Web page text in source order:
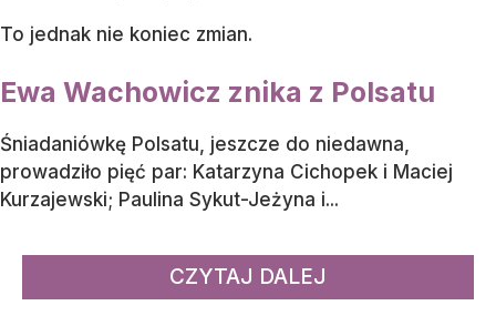
To jednak nie koniec zmian.
Ewa Wachowicz znika z Polsatu
Śniadaniówkę Polsatu, jeszcze do niedawna,
prowadziło pięć par: Katarzyna Cichopek i Maciej
Kurzajewski; Paulina Sykut-Jeżyna i...
CZYTAJ DALEJ